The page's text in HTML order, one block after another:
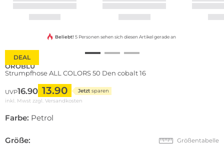
DEAL
Beliebt! 5 Personen sehen sich diesen Artikel gerade an
OROBLU
Strumpfhose ALL COLORS 50 Den cobalt 16
UVP16.90 13.90 Jetzt sparen
inkl. Mwst zzgl. Versandkosten
Farbe: Petrol
Größe: Größentabelle